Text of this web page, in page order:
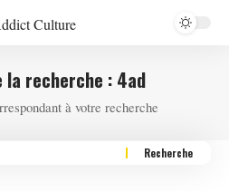
la recherche : 4ad
à votre recherche